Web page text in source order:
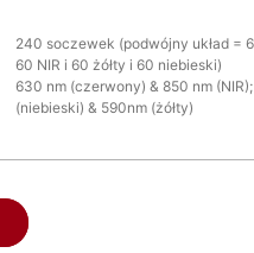
240 soczewek (podwójny układ =
60 NIR i 60 żółty i 60 niebieski)
630 nm (czerwony) & 850 nm
(niebieski) & 590nm (żółty)